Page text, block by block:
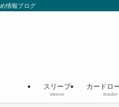
情報ブログ
スリーブ
sleeve
カードロ
loader